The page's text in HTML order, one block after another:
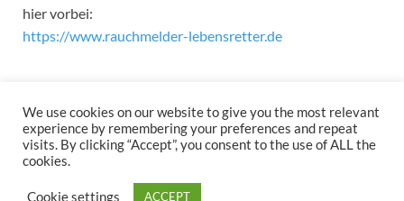
hier vorbei:
https://www.rauchmelder-lebensretter.de
We use cookies on our website to give you the most relevant
experience by remembering your preferences and repeat
visits. By clicking “Accept”, you consent to the use of ALL the
cookies.
Cookie settings ACCEPT